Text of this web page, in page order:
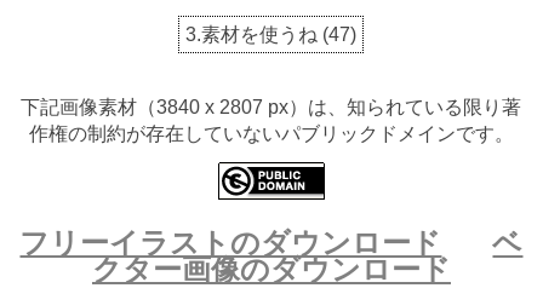
3.素材を使うね (47)
下記画像素材（3840 x 2807 px）は、知られている限り著
作権の制約が存在していないパブリックドメインです。
フリーイラストのダウンロード
ベ
クター画像のダウンロード